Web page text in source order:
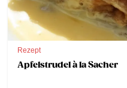
Rezept
Apfelstrudel à la Sacher